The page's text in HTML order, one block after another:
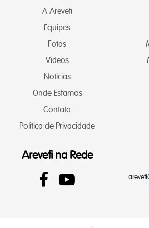
A Arevefi
Equipes
Fotos
Videos
Noticias
Onde Estamos
Contato
Politica de Privacidade
Arevefi na Rede